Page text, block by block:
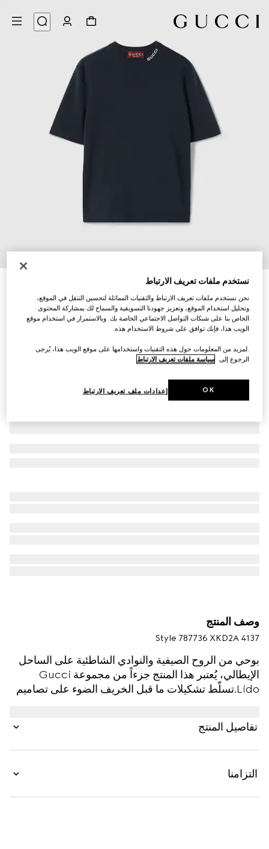
تي شيرت من القطن والحرير مع إنتارسيا شعار Gucci
تنويعاتأزرق بحري
وصف المنتج
Style ‎787736 XKD2A 4137
بوحي من الروح الصيفية والنوادي الشاطئية على الساحل
الإيطالي، يُعتبر هذا المنتج جزءاً من مجموعة Gucci
Lido.تسلّط تشكيلات ما قبل الخريف الضوء على تصاميم
المستقيمة من قماش محبوك من الحرير والقطن ويكشف
عن إنتارسيا شعار Gucci على محيط فتحة العنق.
تفاصيل المنتج
التزامنا
نستخدم ملفات تعريف الارتباط
نحن نستخدم ملفات تعريف الارتباط والتقنيات المماثلة لتحسين التنقل في الموقع،
وتحليل استخدام الموقع، وتعزيز جهودنا التسويقية والسماح لك بمشاركة المحتوى
الخاص بنا على شبكات التواصل الاجتماعي الخاصة بك. وبالاستمرار في استخدام موقع
الويب هذا، فإنك توافق على شروط الاستخدام هذه.
.لمزيد من المعلومات حول هذه التقنيات واستخدامها على موقع الويب هذا، يُرجى
الرجوع إلى سياسة ملفات تعريف الارتباط
إعدادات ملف تعريف الارتباط OK